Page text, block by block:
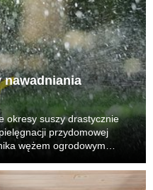
nawadniania
okresy suszy drastycznie
przydomowej
wężem ogrodowym
straty wody...